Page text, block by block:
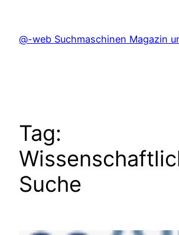
content
@-web Suchmaschinen Magazin
Tag:
Suche